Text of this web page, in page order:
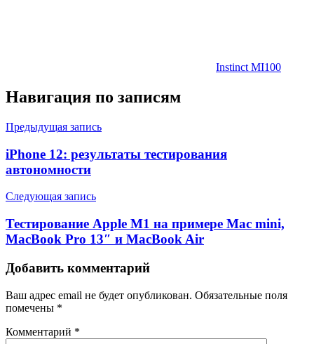
Instinct MI100
Навигация по записям
Предыдущая запись
iPhone 12: результаты тестирования
автономности
Следующая запись
Тестирование Apple M1 на примере Mac mini,
MacBook Pro 13″ и MacBook Air
Добавить комментарий
Ваш адрес email не будет опубликован. Обязательные поля
помечены *
Комментарий *